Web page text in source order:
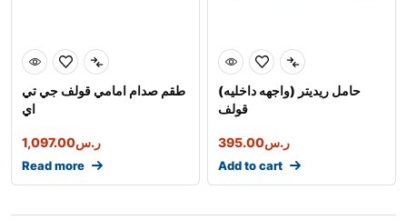
طقم صدام امامي قولف جي تي
اي
ر.س1,097.00
Read more
حامل ريديتر (واجهه داخليه)
قولف
ر.س395.00
Add to cart